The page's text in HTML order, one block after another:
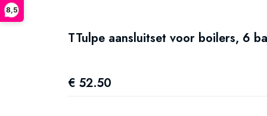
8,5
TTulpe aansluitset voor boilers, 6
€ 52.50